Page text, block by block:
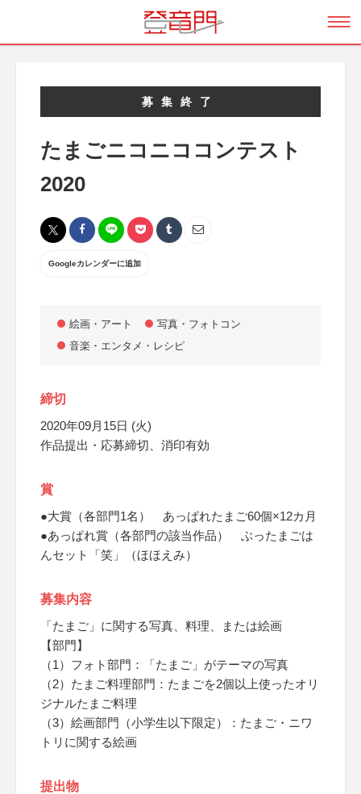
募集終了
たまごニコニココンテスト
2020
Googleカレンダーに追加
絵画・アート
写真・フォトコン
音楽・エンタメ・レシピ
締切
2020年09月15日 (火)
作品提出・応募締切、消印有効
賞
●大賞（各部門1名） あっぱれたまご60個×12カ月
●あっぱれ賞（各部門の該当作品） ぶったまごは
んセット「笑」（ほほえみ）
募集内容
「たまご」に関する写真、料理、または絵画
【部門】
（1）フォト部門：「たまご」がテーマの写真
（2）たまご料理部門：たまごを2個以上使ったオリ
ジナルたまご料理
（3）絵画部門（小学生以下限定）：たまご・ニワ
トリに関する絵画
提出物